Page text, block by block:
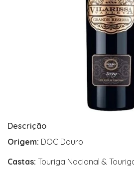
Descrição
Origem: DOC Douro
Castas: Touriga Nacional &